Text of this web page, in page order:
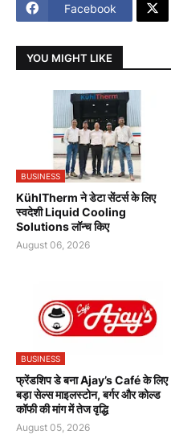
Facebook
YOU MIGHT LIKE
BUSINESS
KühlTherm ने डेटा सेंटर्स के लिए
स्वदेशी Liquid Cooling
Solutions लॉन्च किए
August 06, 2026
BUSINESS
फ्रेंडशिप डे बना Ajay’s Café के लिए
बड़ा सेल्स माइलस्टोन, बर्गर और कोल्ड
कॉफी की मांग में तेज वृद्धि
August 05, 2026